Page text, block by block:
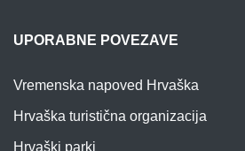
UPORABNE POVEZAVE
Vremenska napoved Hrvaška
Hrvaška turistična organizacija
Hrvaški parki